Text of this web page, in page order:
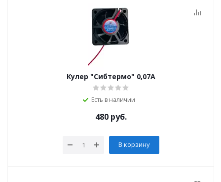
Кулер "Сибтермо" 0,07А
Есть в наличии
480 руб.
В корзину